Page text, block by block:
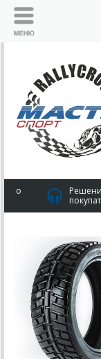
Решения
покупателя